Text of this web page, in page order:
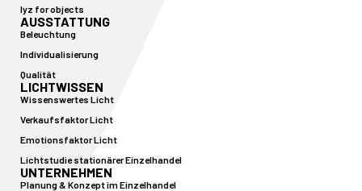
lyz for objects
AUSSTATTUNG
Beleuchtung
Individualisierung
Qualität
LICHTWISSEN
Wissenswertes Licht
Verkaufsfaktor Licht
Emotionsfaktor Licht
Lichtstudie stationärer Einzelhandel
UNTERNEHMEN
Planung & Konzept im Einzelhandel